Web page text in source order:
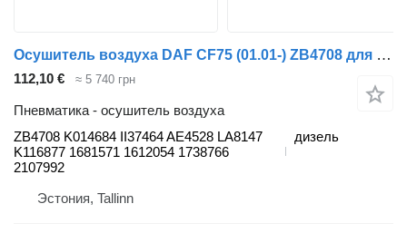
Осушитель воздуха DAF CF75 (01.01-) ZB4708 для тягача DAF LF45, LF55, LF180, CF65, CF75, CF85 (2001-)
112,10 € ≈ 5 740 грн
Пневматика - осушитель воздуха
ZB4708 K014684 II37464 AE4528 LA8147
K116877 1681571 1612054 1738766
2107992
дизель
Эстония, Tallinn